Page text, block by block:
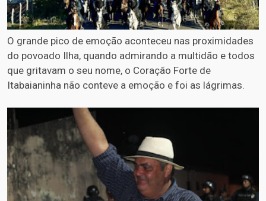
O grande pico de emoção aconteceu nas proximidades
do povoado Ilha, quando admirando a multidão e todos
que gritavam o seu nome, o Coração Forte de
Itabaianinha não conteve a emoção e foi as lágrimas.